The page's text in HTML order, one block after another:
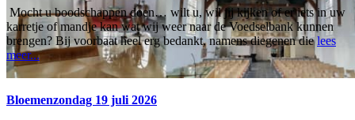
Mocht u boodschappen doen… wilt u, wil jij kijken of er iets in uw
karretje of mandje kan wat wij weer naar de Voedselbank kunnen
brengen? Bij voorbaat heel erg bedankt, namens diegenen dielees
meer...
Bloemenzondag 19 juli 2026